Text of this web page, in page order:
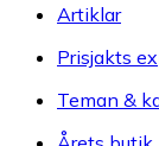
Artiklar
Prisjakts
Teman &